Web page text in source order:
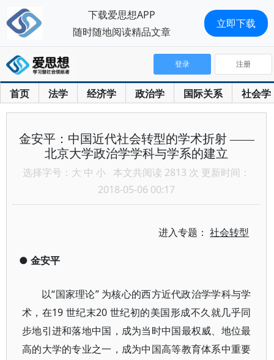
首页 法学 经济学 政治学 国际关系 社会学
登录 注册
金安平：中国近代社会转型的学术折射 ——
北京大学政治学学科与学系的建立
选择字号： 大 中 小 本文共阅读 2813 次 更新时间：
2018-05-06 00:17
进入专题：社会转型
● 金安平
以“国家理论” 为核心的西方近代政治学学科与学
术，在19 世纪末20 世纪初的美国形成不久就几乎同
步地引进和落地中国，成为当时中国最权威、地位最
高的大学的专业之一，成为中国高等教育体系中重要
下载爱思想APP
随时随地阅读精品文章
立即下载